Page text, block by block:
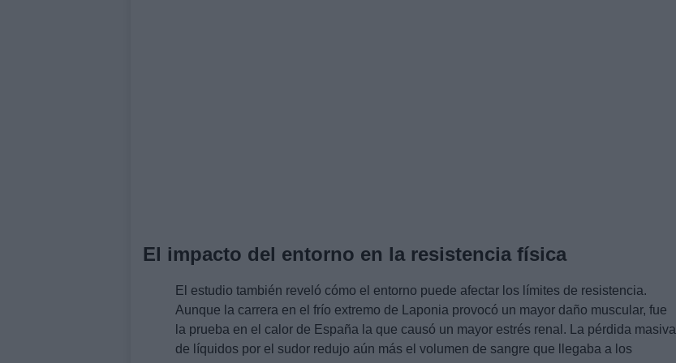
El impacto del entorno en la resistencia física
El estudio también reveló cómo el entorno puede afectar los límites de resistencia.
Aunque la carrera en el frío extremo de Laponia provocó un mayor daño muscular, fue
la prueba en el calor de España la que causó un mayor estrés renal. La pérdida masiva
de líquidos por el sudor redujo aún más el volumen de sangre que llegaba a los